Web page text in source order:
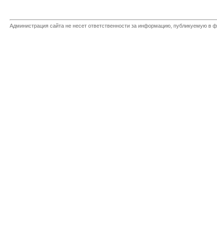
Администрация сайта не несет ответственности за информацию, публикуемую